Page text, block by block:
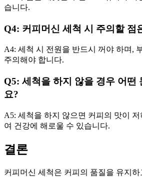
습니다.
Q4: 커피머신 세척 시 주의할 점
A4: 세척 시 전원을 반드시 꺼야 하며,
주의해야 합니다.
Q5: 세척을 하지 않을 경우 어떤
요?
A5: 세척을 하지 않으면 커피의 맛이
여 건강에 해로울 수 있습니다.
결론
커피머신 세척은 커피의 품질을 유지